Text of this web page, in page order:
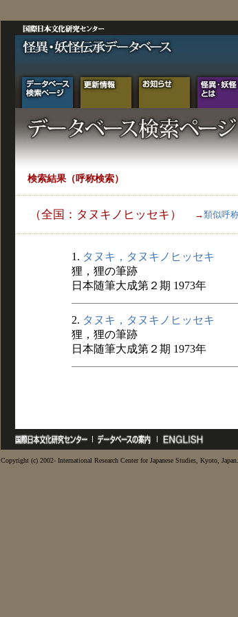
検索結果（呼称検索）
（全国：タヌキノヒッセキ） →類似呼
1. タヌキ，タヌキノヒッセキ
狸，狸の筆跡
日本随筆大成第２期 1973年
2. タヌキ，タヌキノヒッセキ
狸，狸の筆跡
日本随筆大成第２期 1973年
Copyright (c) 2002- International Research Center for Japanese Studies, Kyoto,